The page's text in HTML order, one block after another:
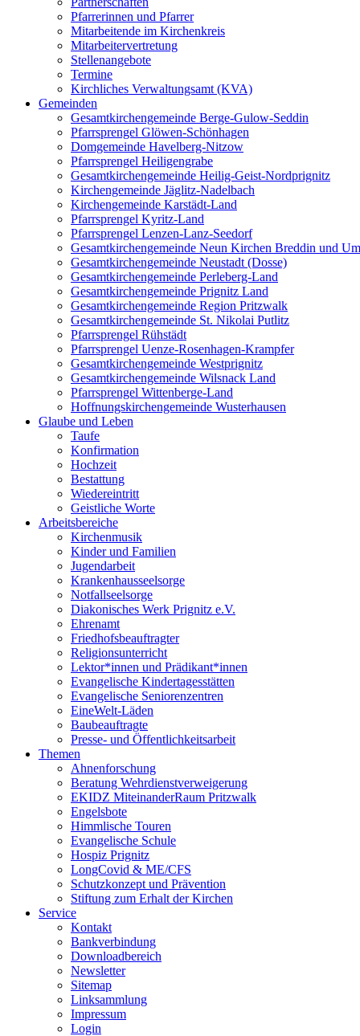
Pfarrerinnen und Pfarrer
Mitarbeitende im Kirchenkreis
Mitarbeitervertretung
Stellenangebote
Termine
Kirchliches Verwaltungsamt (KVA)
Gemeinden
Gesamtkirchengemeinde Berge-Gulow-Seddin
Pfarrsprengel Glöwen-Schönhagen
Domgemeinde Havelberg-Nitzow
Pfarrsprengel Heiligengrabe
Gesamtkirchengemeinde Heilig-Geist-Nordprignitz
Kirchengemeinde Jäglitz-Nadelbach
Kirchengemeinde Karstädt-Land
Pfarrsprengel Kyritz-Land
Pfarrsprengel Lenzen-Lanz-Seedorf
Gesamtkirchengemeinde Neun Kirchen Breddin und
Gesamtkirchengemeinde Neustadt (Dosse)
Gesamtkirchengemeinde Perleberg-Land
Gesamtkirchengemeinde Prignitz Land
Gesamtkirchengemeinde Region Pritzwalk
Gesamtkirchengemeinde St. Nikolai Putlitz
Pfarrsprengel Rühstädt
Pfarrsprengel Uenze-Rosenhagen-Krampfer
Gesamtkirchengemeinde Westprignitz
Gesamtkirchengemeinde Wilsnack Land
Pfarrsprengel Wittenberge-Land
Hoffnungskirchengemeinde Wusterhausen
Glaube und Leben
Taufe
Konfirmation
Hochzeit
Bestattung
Wiedereintritt
Geistliche Worte
Arbeitsbereiche
Kirchenmusik
Kinder und Familien
Jugendarbeit
Krankenhausseelsorge
Notfallseelsorge
Diakonisches Werk Prignitz e.V.
Ehrenamt
Friedhofsbeauftragter
Religionsunterricht
Lektor*innen und Prädikant*innen
Evangelische Kindertagesstätten
Evangelische Seniorenzentren
EineWelt-Läden
Baubeauftragte
Presse- und Öffentlichkeitsarbeit
Themen
Ahnenforschung
Beratung Wehrdienstverweigerung
EKIDZ MiteinanderRaum Pritzwalk
Engelsbote
Himmlische Touren
Evangelische Schule
Hospiz Prignitz
LongCovid & ME/CFS
Schutzkonzept und Prävention
Stiftung zum Erhalt der Kirchen
Service
Kontakt
Bankverbindung
Downloadbereich
Newsletter
Sitemap
Linksammlung
Impressum
Login